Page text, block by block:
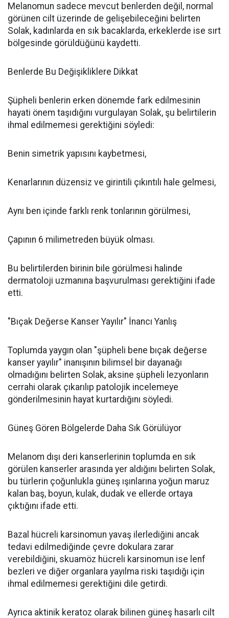
Melanomun sadece mevcut benlerden değil, normal
görünen cilt üzerinde de gelişebileceğini belirten
Solak, kadınlarda en sık bacaklarda, erkeklerde ise sırt
bölgesinde görüldüğünü kaydetti.
Benlerde Bu Değişikliklere Dikkat
Şüpheli benlerin erken dönemde fark edilmesinin
hayati önem taşıdığını vurgulayan Solak, şu belirtilerin
ihmal edilmemesi gerektiğini söyledi:
Benin simetrik yapısını kaybetmesi,
Kenarlarının düzensiz ve girintili çıkıntılı hale gelmesi,
Aynı ben içinde farklı renk tonlarının görülmesi,
Çapının 6 milimetreden büyük olması.
Bu belirtilerden birinin bile görülmesi halinde
dermatoloji uzmanına başvurulması gerektiğini ifade
etti.
"Bıçak Değerse Kanser Yayılır" İnancı Yanlış
Toplumda yaygın olan "şüpheli bene bıçak değerse
kanser yayılır" inanışının bilimsel bir dayanağı
olmadığını belirten Solak, aksine şüpheli lezyonların
cerrahi olarak çıkarılıp patolojik incelemeye
gönderilmesinin hayat kurtardığını söyledi.
Güneş Gören Bölgelerde Daha Sık Görülüyor
Melanom dışı deri kanserlerinin toplumda en sık
görülen kanserler arasında yer aldığını belirten Solak,
bu türlerin çoğunlukla güneş ışınlarına yoğun maruz
kalan baş, boyun, kulak, dudak ve ellerde ortaya
çıktığını ifade etti.
Bazal hücreli karsinomun yavaş ilerlediğini ancak
tedavi edilmediğinde çevre dokulara zarar
verebildiğini, skuamöz hücreli karsinomun ise lenf
bezleri ve diğer organlara yayılma riski taşıdığı için
ihmal edilmemesi gerektiğini dile getirdi.
Ayrıca aktinik keratoz olarak bilinen güneş hasarlı cilt